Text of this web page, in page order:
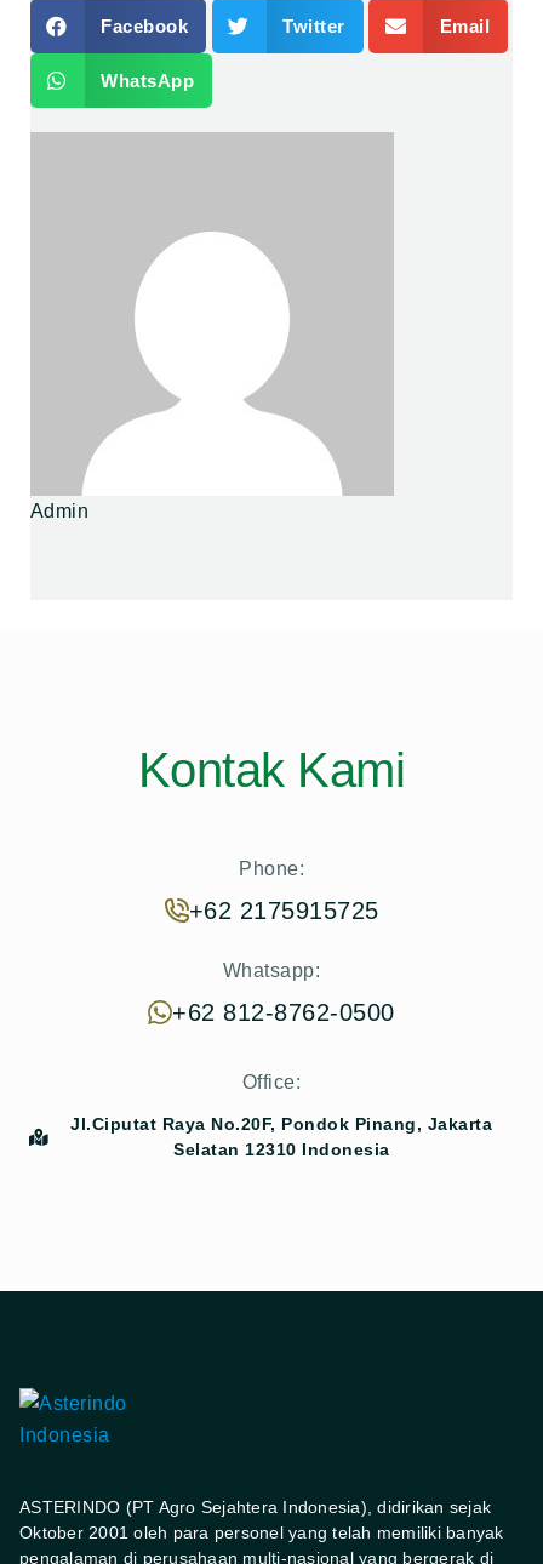
Facebook Twitter Email
WhatsApp
Admin
Kontak Kami
Phone:
+62 2175915725
Whatsapp:
+62 812-8762-0500
Office:
Jl.Ciputat Raya No.20F, Pondok Pinang, Jakarta
Selatan 12310 Indonesia
ASTERINDO (PT Agro Sejahtera Indonesia), didirikan sejak
Oktober 2001 oleh para personel yang telah memiliki banyak
pengalaman di perusahaan multi-nasional yang bergerak di